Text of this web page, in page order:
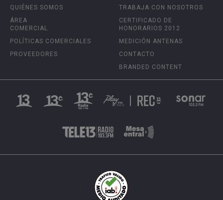
QUIÉNES SOMOS
ÁREA
COMERCIAL
POLÍTICAS COMERCIALES
PROVEEDORES
TRABAJA CON NOSOTROS
CERTIFICADO DE
HONORARIOS 2012
MEDICIÓN ANTENAS
CONTACTO
BRANDED CONTENT